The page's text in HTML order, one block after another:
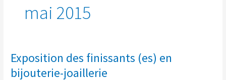
mai 2015
Exposition des finissants (es) en
bijouterie-joaillerie
Exposition
finissants